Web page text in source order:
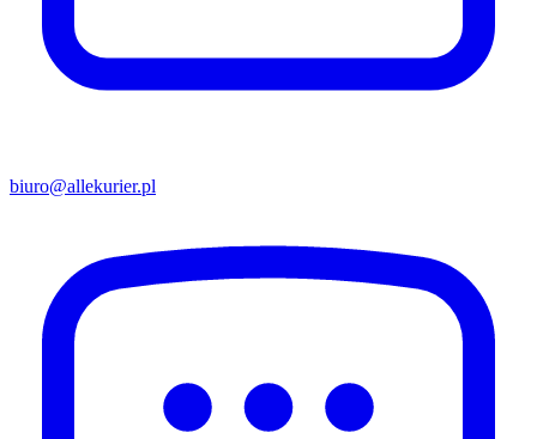
biuro@allekurier.pl